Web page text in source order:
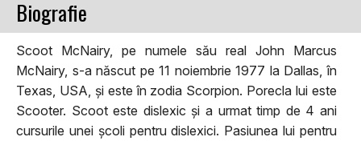
Biografie
Scoot McNairy, pe numele său real John Marcus
McNairy, s-a născut pe 11 noiembrie 1977 la Dallas, în
Texas, USA, și este în zodia Scorpion. Porecla lui este
Scooter. Scoot este dislexic și a urmat timp de 4 ani
cursurile unei școli pentru dislexici. Pasiunea lui pentru